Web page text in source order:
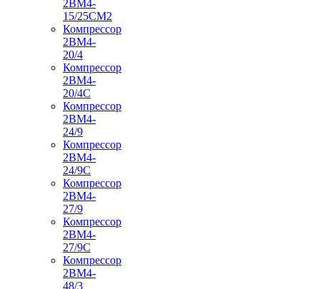
2ВМ4-
15/25СМ2
Компрессор
2ВМ4-
20/4
Компрессор
2ВМ4-
20/4С
Компрессор
2ВМ4-
24/9
Компрессор
2ВМ4-
24/9С
Компрессор
2ВМ4-
27/9
Компрессор
2ВМ4-
27/9С
Компрессор
2ВМ4-
48/3